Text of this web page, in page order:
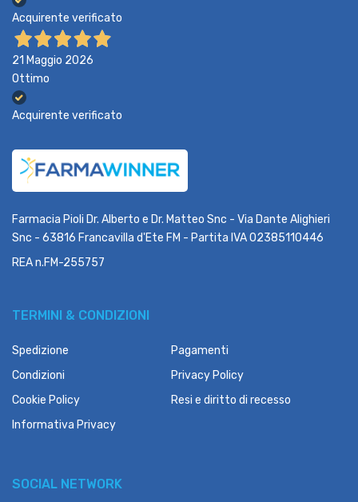
Acquirente verificato
21 Maggio 2026
Ottimo
Acquirente verificato
Farmacia Pioli Dr. Alberto e Dr. Matteo Snc - Via Dante Alighieri
Snc - 63816 Francavilla d'Ete FM - Partita IVA 02385110446
REA n.FM-255757
TERMINI & CONDIZIONI
Spedizione
Pagamenti
Condizioni
Privacy Policy
Cookie Policy
Resi e diritto di recesso
Informativa Privacy
SOCIAL NETWORK